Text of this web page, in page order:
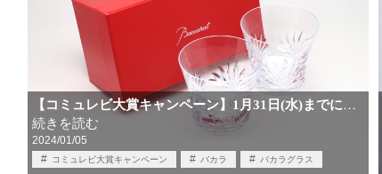
【コミュレビ大賞キャンペーン】1月31日(水)までに…
続きを読む
2024/01/05
コミュレビ大賞キャンペーン バカラ バカラグラス